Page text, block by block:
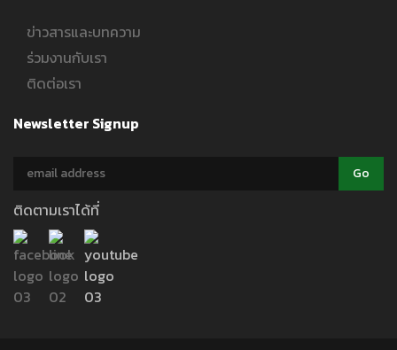
ข่าวสารและบทความ
ร่วมงานกับเรา
ติดต่อเรา
Newsletter Signup
ติดตามเราได้ที่